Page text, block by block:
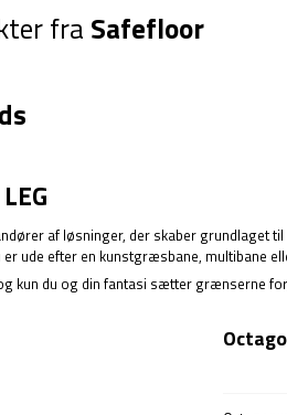
fra Safefloor
af løsninger, der skaber grundlaget
ude efter en kunstgræsbane, multibane
kun du og din fantasi sætter grænserne